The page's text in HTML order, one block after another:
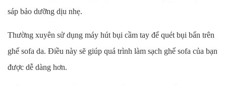
sáp bảo dưỡng dịu nhẹ.
Thường xuyên sử dụng máy hút bụi cầm tay để quét bụi bẩn trên
ghế sofa da. Điều này sẽ giúp quá trình làm sạch ghế sofa của bạn
được dễ dàng hơn.